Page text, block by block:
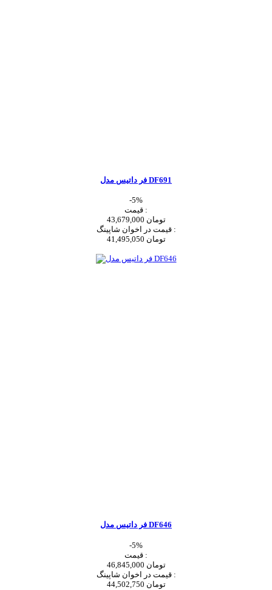
فر داتیس مدل DF691
-5%
قیمت :
43,679,000 تومان
قیمت در اخوان شاپینگ :
41,495,050 تومان
فر داتیس مدل DF646
-5%
قیمت :
46,845,000 تومان
قیمت در اخوان شاپینگ :
44,502,750 تومان